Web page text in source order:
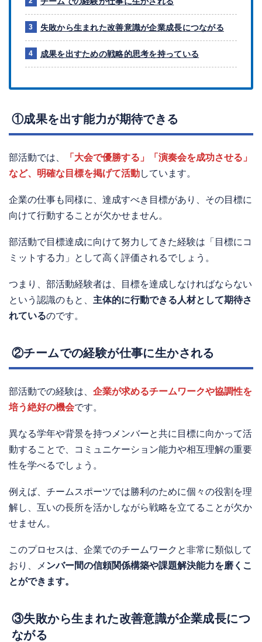
失敗から生まれた改善意識が企業成長につながる
成果を出すための戦略的思考を持っている
①成果を出す能力が期待できる
部活動では、
「大会で優勝する」「演奏会を成功させる」
など、明確な目標を掲げて活動しています。
企業の仕事も同様に、達成すべき目標があり、その目標に
向けて行動することが欠かせません。
部活動で目標達成に向けて努力してきた経験は「目標にコ
ミットする力」として高く評価されるでしょう。
つまり、部活動経験者は、目標を達成しなければならない
という認識のもと、 主体的に行動できる人材として期待さ
れているのです。
②チームでの経験が仕事に生かされる
部活動での経験は、 企業が求めるチームワークや協調性を
培う絶好の機会です。
異なる学年や背景を持つメンバーと共に目標に向かって活
動することで、コミュニケーション能力や相互理解の重要
性を学べるでしょう。
例えば、チームスポーツでは勝利のために個々の役割を理
解し、互いの長所を活かしながら戦略を立てることが欠か
せません。
このプロセスは、企業でのチームワークと非常に類似して
おり、メ ンバー間の信頼関係構築や課題解決能力を磨くこ
とができます。
③失敗から生まれた改善意識が企業成長につ
ながる